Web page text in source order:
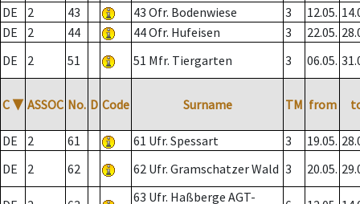
DE
2 43 43 Ofr. Bodenwiese 3 12.05.
DE
2 44 44 Ofr. Hufeisen 3 22.05.
DE
2 51 51 Mfr. Tiergarten 3 06.05.
C ▼ ASSOC No. D Code Surname TM from
DE 2 61 61 Ufr. Spessart 3 19.05.
DE
2 62 62 Ufr. Gramschatzer Wald 3 20.05.
63 Ufr. Haßberge AGT-